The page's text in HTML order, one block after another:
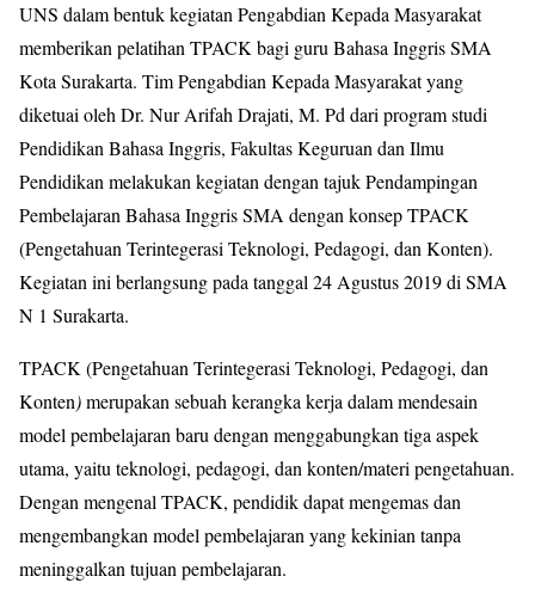
UNS dalam bentuk kegiatan Pengabdian Kepada Masyarakat
memberikan pelatihan TPACK bagi guru Bahasa Inggris SMA
Kota Surakarta. Tim Pengabdian Kepada Masyarakat yang
diketuai oleh Dr. Nur Arifah Drajati, M. Pd dari program studi
Pendidikan Bahasa Inggris, Fakultas Keguruan dan Ilmu
Pendidikan melakukan kegiatan dengan tajuk Pendampingan
Pembelajaran Bahasa Inggris SMA dengan konsep TPACK
(Pengetahuan Terintegerasi Teknologi, Pedagogi, dan Konten).
Kegiatan ini berlangsung pada tanggal 24 Agustus 2019 di SMA
N 1 Surakarta.
TPACK (Pengetahuan Terintegerasi Teknologi, Pedagogi, dan
Konten)merupakan sebuah kerangka kerja dalam mendesain
model pembelajaran baru dengan menggabungkan tiga aspek
utama, yaitu teknologi, pedagogi, dan konten/materi pengetahuan.
Dengan mengenal TPACK, pendidik dapat mengemas dan
mengembangkan model pembelajaran yang kekinian tanpa
meninggalkan tujuan pembelajaran.